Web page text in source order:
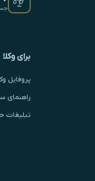
برای وکلا
پروفایل
راهنمای
تبلیغات